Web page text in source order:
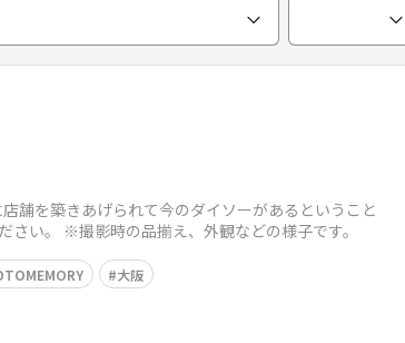
舗を築きあげられて今のダイソーがあるということ
い。 ※撮影時の品揃え、外観などの様子です。
大阪